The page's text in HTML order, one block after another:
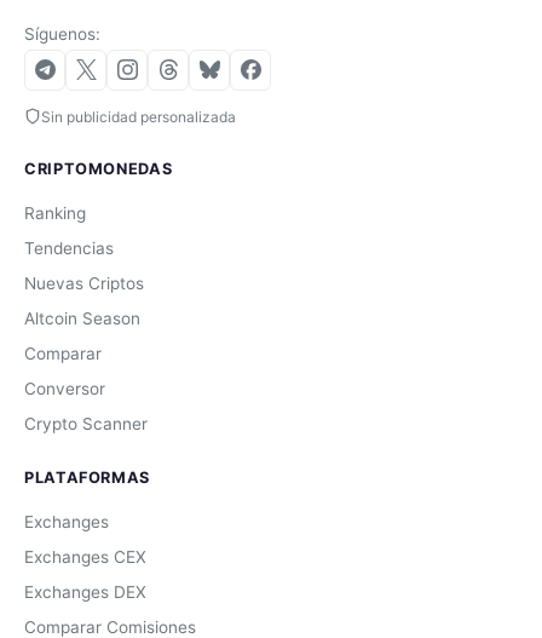
Síguenos:
Sin publicidad personalizada
CRIPTOMONEDAS
Ranking
Tendencias
Nuevas Criptos
Altcoin Season
Comparar
Conversor
Crypto Scanner
PLATAFORMAS
Exchanges
Exchanges CEX
Exchanges DEX
Comparar Comisiones